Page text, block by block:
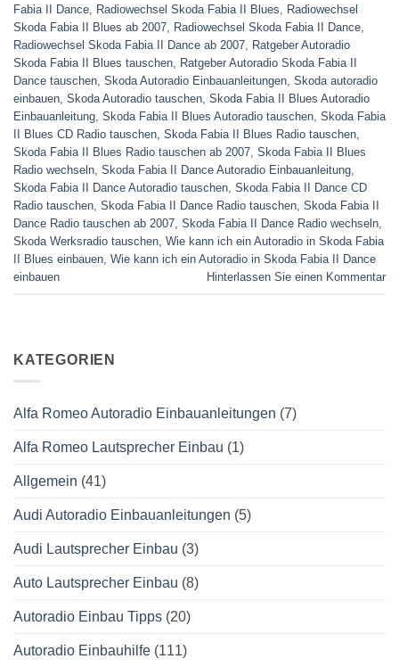
Fabia II Dance
Radiowechsel Skoda Fabia II Blues
Radiowechsel
Skoda Fabia II Blues ab 2007
Radiowechsel Skoda Fabia II Dance
Radiowechsel Skoda Fabia II Dance ab 2007
Ratgeber Autoradio
Skoda Fabia II Blues tauschen
Ratgeber Autoradio Skoda Fabia II
Dance tauschen Skoda Autoradio Einbauanleitungen Skoda autoradio
einbauen Skoda Autoradio tauschen Skoda Fabia II Blues Autoradio
Einbauanleitung Skoda Fabia II Blues Autoradio tauschen Skoda Fabia
II Blues CD Radio tauschen Skoda Fabia II Blues Radio tauschen
Skoda Fabia II Blues Radio tauschen ab 2007 Skoda Fabia II Blues
Radio wechseln Skoda Fabia II Dance Autoradio Einbauanleitung
Skoda Fabia II Dance Autoradio tauschen Skoda Fabia II Dance CD
Radio tauschen Skoda Fabia II Dance Radio tauschen Skoda Fabia II
Dance Radio tauschen ab 2007 Skoda Fabia II Dance Radio wechseln
Skoda Werksradio tauschen Wie kann ich ein Autoradio in Skoda Fabia
II Blues einbauen Wie kann ich ein Autoradio in Skoda Fabia II Dance
einbauen
Hinterlassen Sie einen Kommentar
KATEGORIEN
Alfa Romeo Autoradio Einbauanleitungen (7)
Alfa Romeo Lautsprecher Einbau (1)
Allgemein (41)
Audi Autoradio Einbauanleitungen (5)
Audi Lautsprecher Einbau (3)
Auto Lautsprecher Einbau (8)
Autoradio Einbau Tipps (20)
Autoradio Einbauhilfe (111)